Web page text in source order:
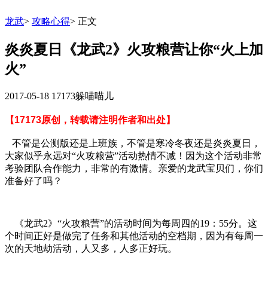
龙武> 攻略心得> 正文
炎炎夏日《龙武2》火攻粮营让你“火上加
火”
2017-05-18 17173躲喵喵儿
【17173原创，转载请注明作者和出处】
不管是公测版还是上班族，不管是寒冷冬夜还是炎炎夏日，
大家似乎永远对“火攻粮营”活动热情不减！因为这个活动非常
考验团队合作能力，非常的有激情。亲爱的龙武宝贝们，你们
准备好了吗？
《龙武2》“火攻粮营”的活动时间为每周四的19：55分。这
个时间正好是做完了任务和其他活动的空档期，因为有每周一
次的天地劫活动，人又多，人多正好玩。